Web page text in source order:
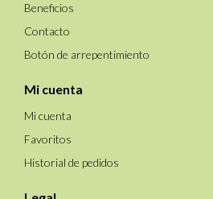
Beneficios
Contacto
Botón de arrepentimiento
Mi cuenta
Mi cuenta
Favoritos
Historial de pedidos